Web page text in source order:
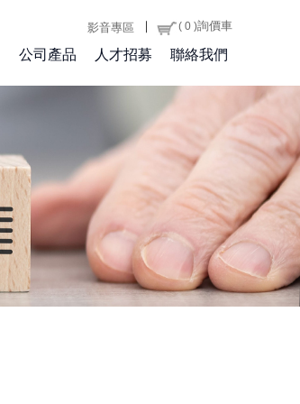
影音專區 ( 0 )詢價車
公司產品 人才招募 聯絡我們